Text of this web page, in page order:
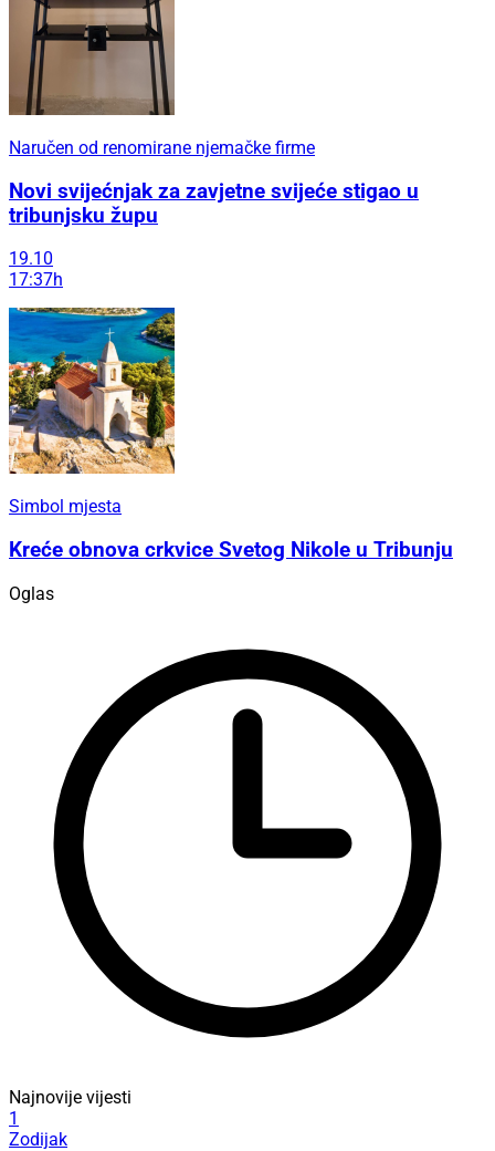
Naručen od renomirane njemačke firme
Novi svijećnjak za zavjetne svijeće stigao u
tribunjsku župu
19.10
17:37h
Simbol mjesta
Kreće obnova crkvice Svetog Nikole u Tribunju
Oglas
Najnovije vijesti
1
Zodijak